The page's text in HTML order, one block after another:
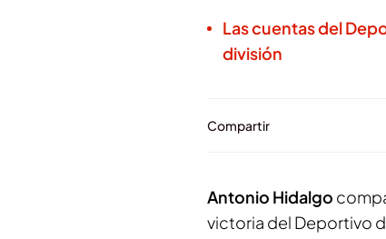
Las cuentas del
división
Compartir
Antonio Hidalgo
victoria del Deportivo